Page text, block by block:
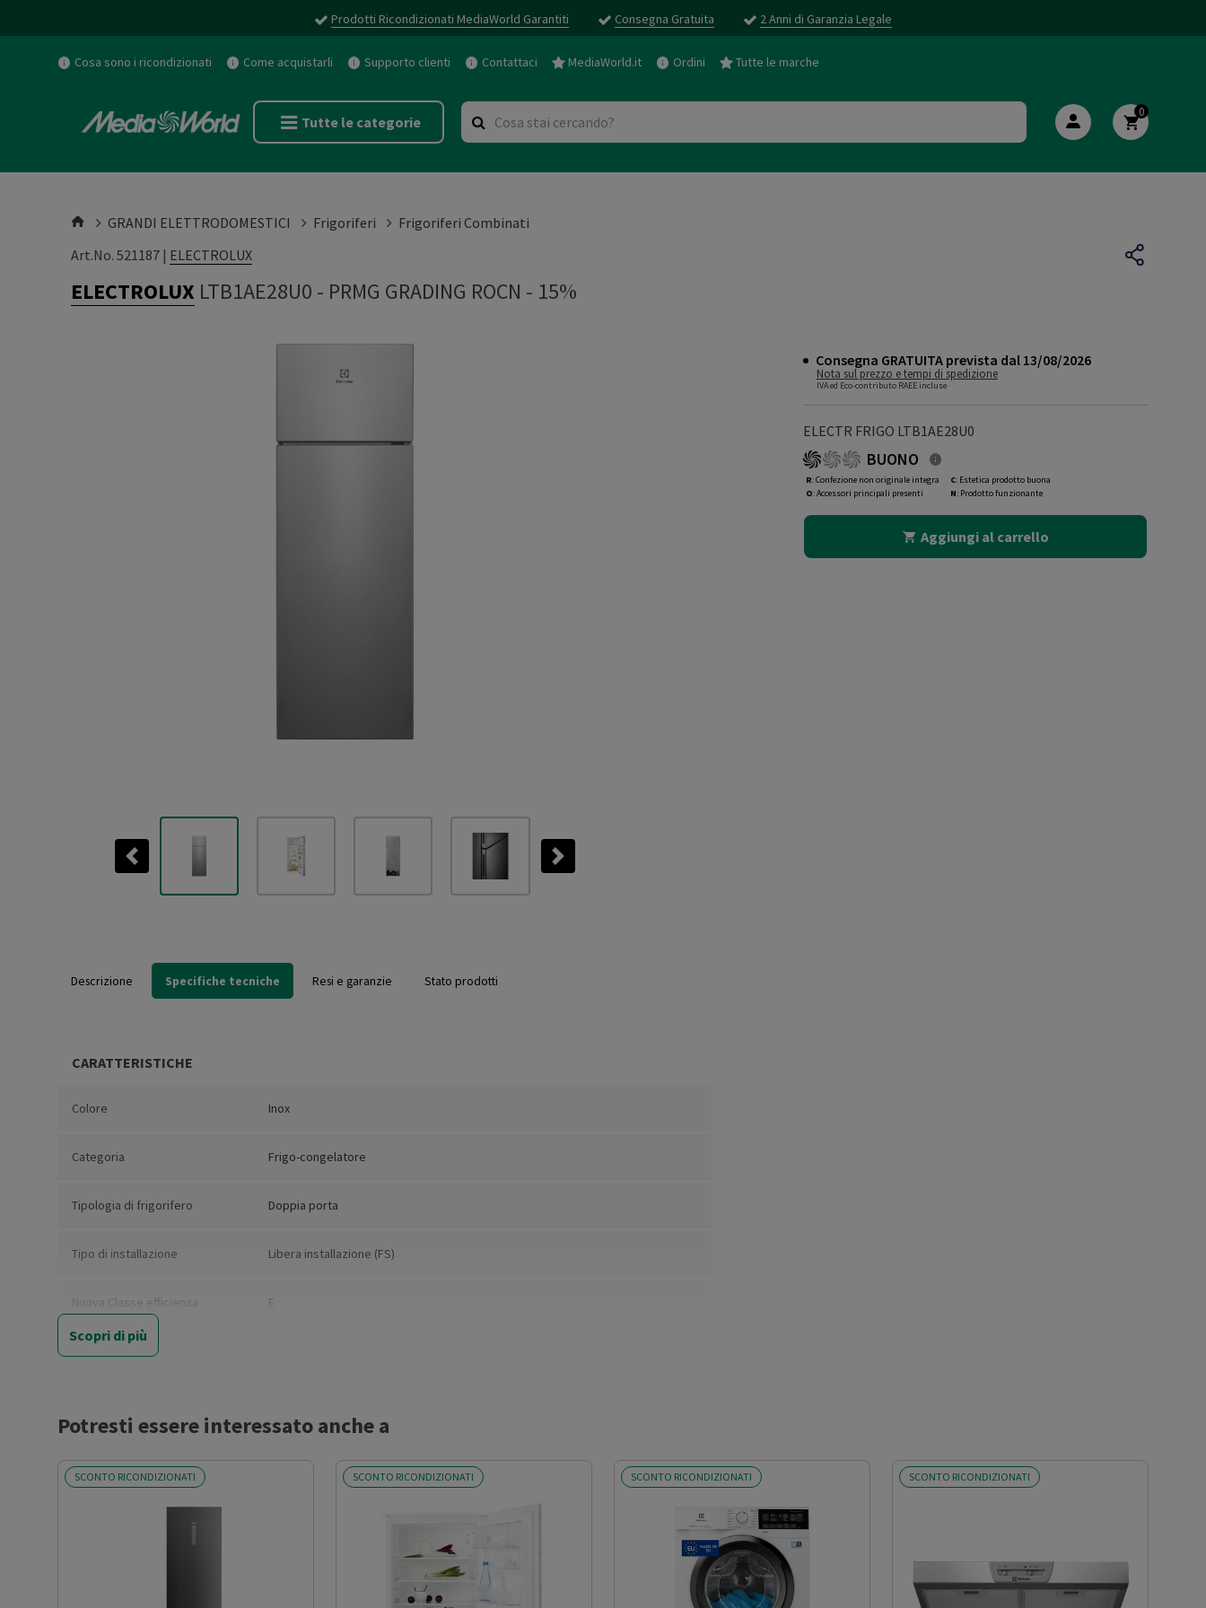
Prodotti Ricondizionati MediaWorld Garantiti Consegna Gratuita 2 Anni di Garanzia Legale
Cosa sono i ricondizionati Come acquistarli Supporto clienti Contattaci MediaWorld.it Ordini Tutte le marche
Tutte le categorie
0
GRANDI ELETTRODOMESTICI Frigoriferi
Frigoriferi Combinati
Art.No. 521187 | ELECTROLUX
ELECTROLUX LTB1AE28U0 - PRMG GRADING ROCN - 15%
Previous Next
Consegna GRATUITA prevista dal 13/08/2026
Nota sul prezzo e tempi di spedizione
IVA ed Eco-contributo RAEE incluse
ELECTR FRIGO LTB1AE28U0
BUONO
R: Confezione non originale integra
O: Accessori principali presenti
C: Estetica prodotto buona
N: Prodotto funzionante
Aggiungi al carrello
Descrizione Specifiche tecniche Resi e garanzie Stato prodotti
CARATTERISTICHE
Colore Inox
Categoria Frigo-congelatore
Tipologia di frigorifero Doppia porta
Tipo di installazione Libera installazione (FS)
Nuova Classe efficienza
energetica
E
Classe climatica SN-N-ST
Capacità netta totale (l) 244
Scopri di più
Potresti essere interessato anche a
SCONTO RICONDIZIONATI SCONTO RICONDIZIONATI SCONTO RICONDIZIONATI SCONTO RICONDIZIONATI